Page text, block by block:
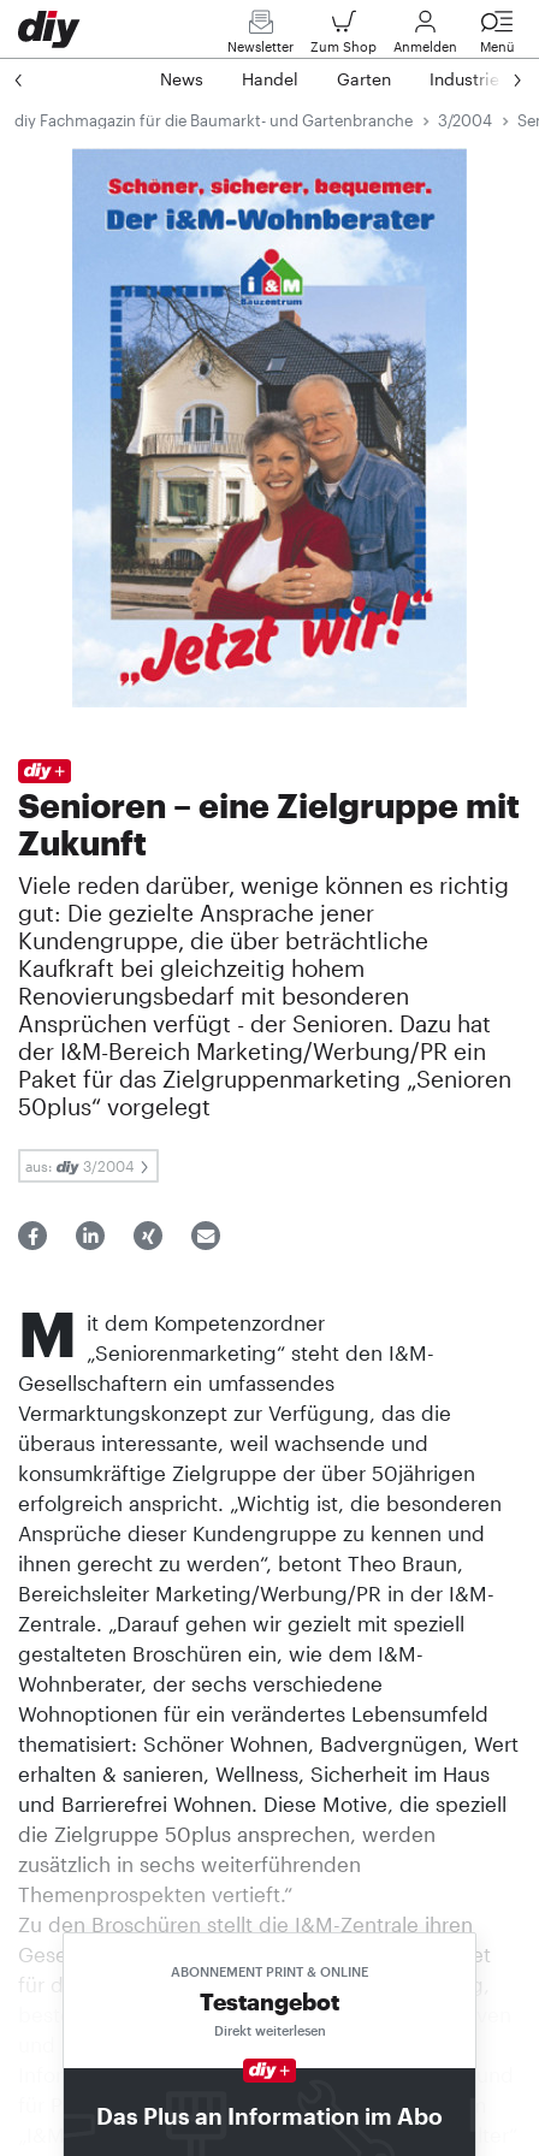
Newsletter Zum Shop Anmelden Menü
News Handel Garten Industrie
diy Fachmagazin für die Baumarkt- und Gartenbranche 3/2004
Senioren – eine Zielgruppe mit
Zukunft
Viele reden darüber, wenige können es richtig
gut: Die gezielte Ansprache jener
Kundengruppe, die über beträchtliche
Kaufkraft bei gleichzeitig hohem
Renovierungsbedarf mit besonderen
Ansprüchen verfügt - der Senioren. Dazu hat
der I&M-Bereich Marketing/Werbung/PR ein
Paket für das Zielgruppenmarketing „Senioren
50plus“ vorgelegt
aus: 3/2004
Das Plus an Information im Abo
ABONNEMENT PRINT & ONLINE
Testangebot
Direkt weiterlesen
M it dem Kompetenzordner
„Seniorenmarketing“ steht den I&M-
Gesellschaftern ein umfassendes
Vermarktungskonzept zur Verfügung, das die
überaus interessante, weil wachsende und
konsumkräftige Zielgruppe der über 50jährigen
erfolgreich anspricht. „Wichtig ist, die besonderen
Ansprüche dieser Kundengruppe zu kennen und
ihnen gerecht zu werden“, betont Theo Braun,
Bereichsleiter Marketing/Werbung/PR in der I&M-
Zentrale. „Darauf gehen wir gezielt mit speziell
gestalteten Broschüren ein, wie dem I&M-
Wohnberater, der sechs verschiedene
Wohnoptionen für ein verändertes Lebensumfeld
thematisiert: Schöner Wohnen, Badvergnügen, Wert
erhalten & sanieren, Wellness, Sicherheit im Haus
und Barrierefrei Wohnen. Diese Motive, die speziell
die Zielgruppe 50plus ansprechen, werden
zusätzlich in sechs weiterführenden
Themenprospekten vertieft.“
Zu den Broschüren stellt die I&M-Zentrale ihren
Gesellschaftern ein umfassendes Marketingpaket
für die gezielte Kundenansprache zur Verfügung,
bestehend aus Florpost, Mailings, Anzeigenmotiven
und Plakaten. Hinzu kommen
Informationsveranstaltungen für die Mitarbeiter und
für Profikunden, die Aus- und Weiterbildung zum